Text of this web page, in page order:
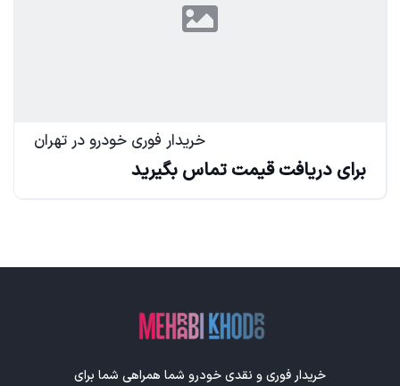
خریدار فوری خودرو در تهران
برای دریافت قیمت تماس بگیرید
خریدار فوری و نقدی خودرو شما همراهی شما برای